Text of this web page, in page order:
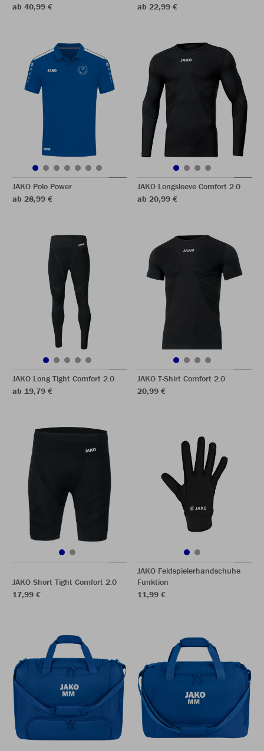
ab 40,99 €
ab 22,99 €
JAKO Polo Power
ab 28,99 €
JAKO Longsleeve Comfort 2.0
ab 20,99 €
JAKO Long Tight Comfort 2.0
ab 19,79 €
JAKO T-Shirt Comfort 2.0
20,99 €
JAKO Short Tight Comfort 2.0
17,99 €
JAKO Feldspielerhandschuhe
Funktion
11,99 €